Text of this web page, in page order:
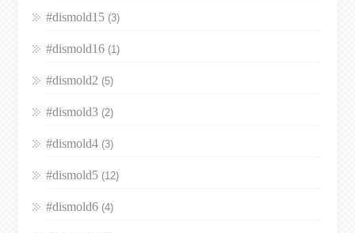
#dismold15(3)
#dismold16(1)
#dismold2 (5)
#dismold3(2)
#dismold4(3)
#dismold5(12)
#dismold6(4)